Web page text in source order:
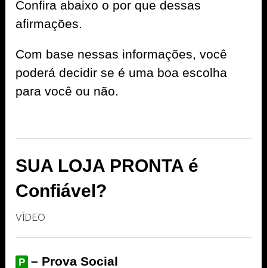
Confira abaixo o por que dessas
afirmações.
Com base nessas informações, você
poderá decidir se é uma boa escolha
para você ou não.
SUA LOJA PRONTA é
Confiável?
VÍDEO
P – Prova Social